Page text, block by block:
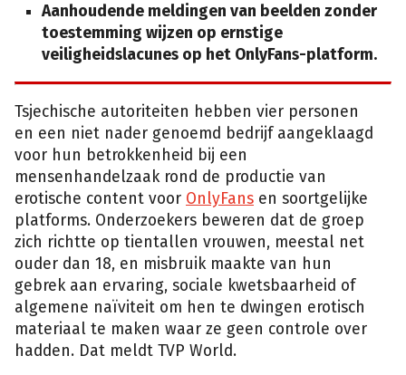
Aanhoudende meldingen van beelden zonder
toestemming wijzen op ernstige
veiligheidslacunes op het OnlyFans-platform.
Tsjechische autoriteiten hebben vier personen
en een niet nader genoemd bedrijf aangeklaagd
voor hun betrokkenheid bij een
mensenhandelzaak rond de productie van
erotische content voor OnlyFans en soortgelijke
platforms. Onderzoekers beweren dat de groep
zich richtte op tientallen vrouwen, meestal net
ouder dan 18, en misbruik maakte van hun
gebrek aan ervaring, sociale kwetsbaarheid of
algemene naïviteit om hen te dwingen erotisch
materiaal te maken waar ze geen controle over
hadden. Dat meldt TVP World.